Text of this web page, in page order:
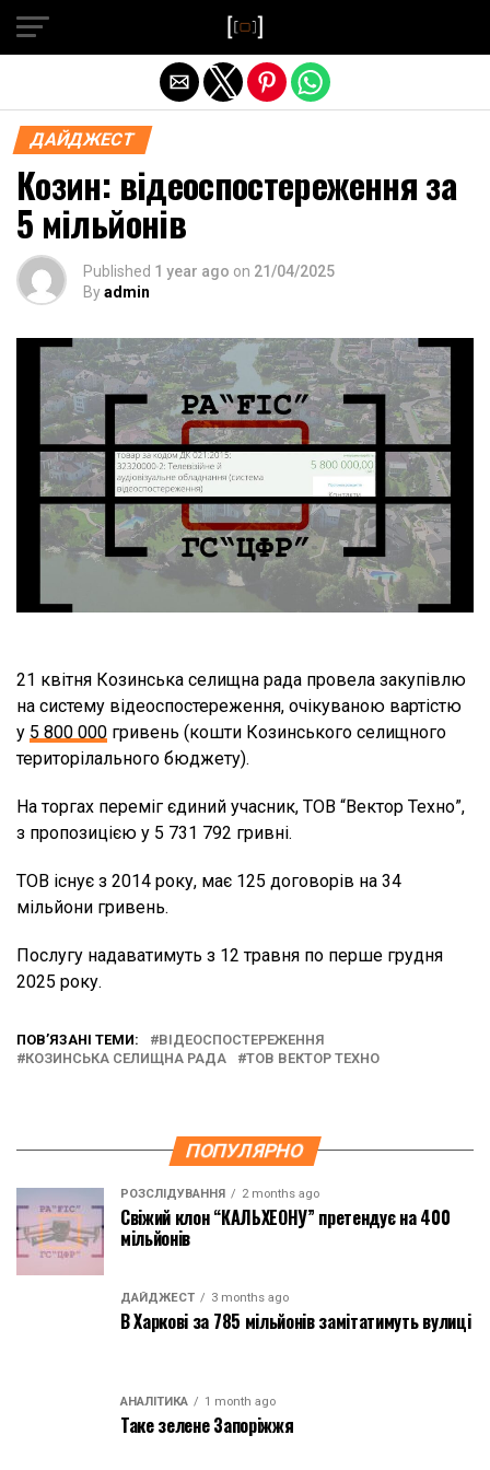
ДАЙДЖЕСТ
Козин: відеоспостереження за
5 мільйонів
Published 1 year ago on 21/04/2025
Byadmin
21 квітня Козинська селищна рада провела закупівлю
на систему відеоспостереження, очікуваною вартістю
у 5 800 000 гривень (кошти Козинського селищного
територілального бюджету).
На торгах переміг єдиний учасник, ТОВ “Вектор Техно”,
з пропозицією у 5 731 792 гривні.
ТОВ існує з 2014 року, має 125 договорів на 34
мільйони гривень.
Послугу надаватимуть з 12 травня по перше грудня
2025 року.
ПОВ’ЯЗАНІ ТЕМИ:
ВІДЕОСПОСТЕРЕЖЕННЯ
КОЗИНСЬКА СЕЛИЩНА РАДА
ТОВ ВЕКТОР ТЕХНО
ПОПУЛЯРНО
РОЗСЛІДУВАННЯ 2 months ago
Свіжий клон “КАЛЬХЕОНУ” претендує на 400
мільйонів
ДАЙДЖЕСТ 3 months ago
В Харкові за 785 мільйонів замітатимуть вулиці
АНАЛІТИКА 1 month ago
Таке зелене Запоріжжя
Exit mobile version